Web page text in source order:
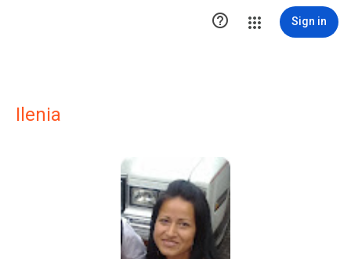
 Sign in
Ilenia